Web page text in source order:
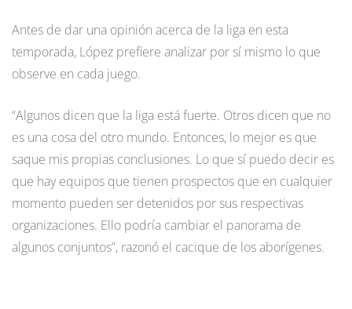
Antes de dar una opinión acerca de la liga en esta
temporada, López prefiere analizar por sí mismo lo que
observe en cada juego.
“Algunos dicen que la liga está fuerte. Otros dicen que no
es una cosa del otro mundo. Entonces, lo mejor es que
saque mis propias conclusiones. Lo que sí puedo decir es
que hay equipos que tienen prospectos que en cualquier
momento pueden ser detenidos por sus respectivas
organizaciones. Ello podría cambiar el panorama de
algunos conjuntos”, razonó el cacique de los aborígenes.